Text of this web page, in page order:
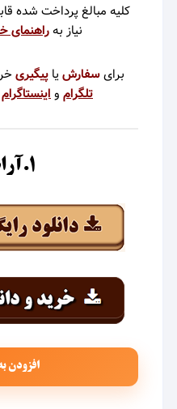
کلیه مبالغ پرداخت شده
نیاز به راهنمای
برایسفارش یا پیگیری
تلگرام واینستاگرام
۱.آرام آرام
افزودن